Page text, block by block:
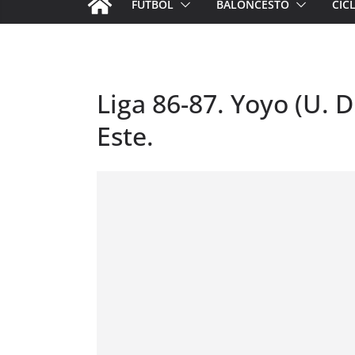
FÚTBOL BALONCESTO
Liga 86-87. Yoyo (U.
Este.